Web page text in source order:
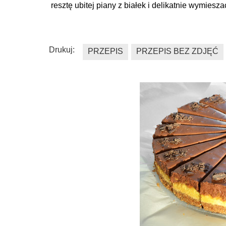
resztę ubitej piany z białek i delikatnie
Drukuj: PRZEPIS PRZEPIS BEZ ZDJĘĆ